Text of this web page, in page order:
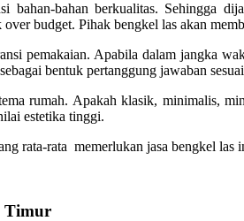
bahan-bahan berkualitas.
budget. Pihak bengkel las akan
pemakaian. Apabila dalam jangka
bentuk pertanggung jawaban
rumah. Apakah klasik, minimalis,
estetika tinggi.
rata-rata memerlukan jasa bengkel
Timur